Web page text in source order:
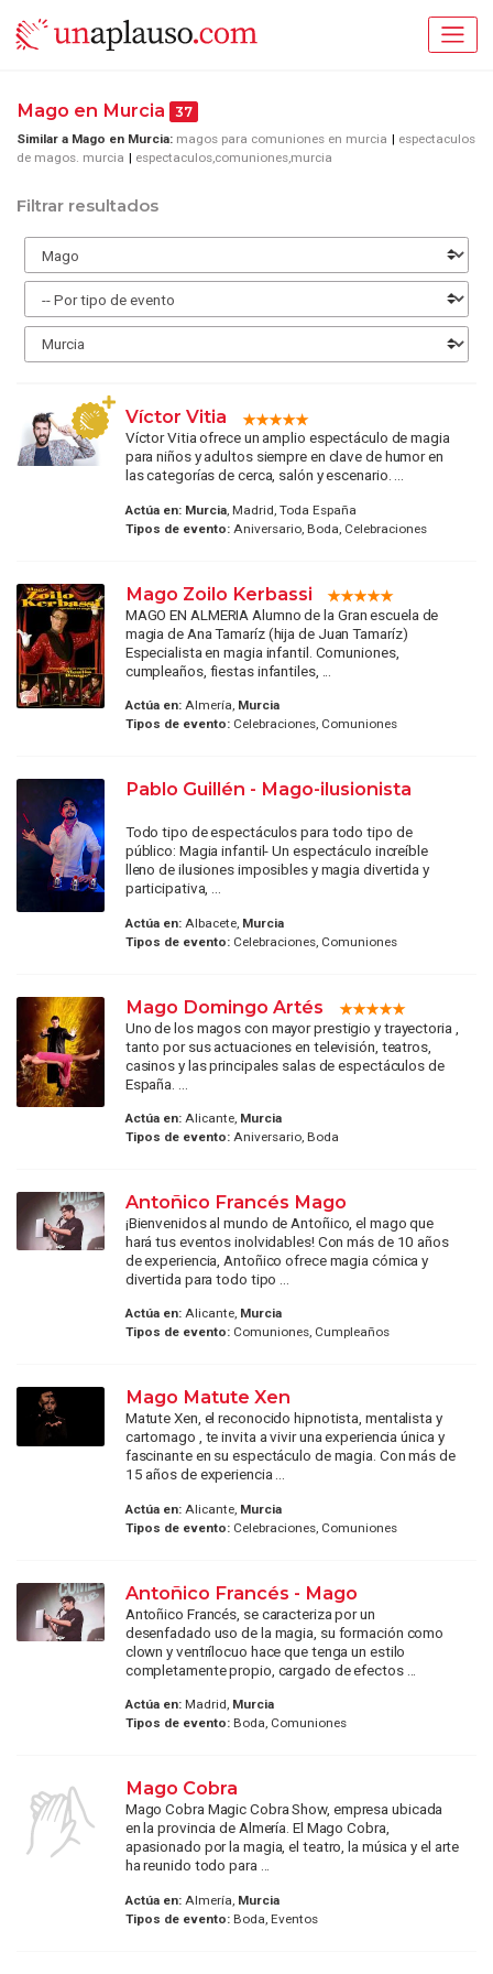
Mago en Murcia 37
Similar a Mago en Murcia: magos para comuniones en murcia
espectaculos
de magos. murcia
espectaculos,comuniones,murcia
Filtrar resultados
Víctor Vitia
Víctor Vitia ofrece un amplio espectáculo de magia
para niños y adultos siempre en clave de humor en
las categorías de cerca, salón y escenario. ...
Actúa en: Murcia, Madrid, Toda España
Tipos de evento:Aniversario, Boda, Celebraciones
Mago Zoilo Kerbassi
MAGO EN ALMERIA Alumno de la Gran escuela de
magia de Ana Tamaríz (hija de Juan Tamaríz)
Especialista en magia infantil. Comuniones,
cumpleaños, fiestas infantiles, ...
Actúa en:Almería, Murcia
Tipos de evento:Celebraciones, Comuniones
Pablo Guillén - Mago-ilusionista
Todo tipo de espectáculos para todo tipo de
público: Magia infantil- Un espectáculo increíble
lleno de ilusiones imposibles y magia divertida y
participativa, ...
Actúa en:Albacete, Murcia
Tipos de evento:Celebraciones, Comuniones
Mago Domingo Artés
Uno de los magos con mayor prestigio y trayectoria ,
tanto por sus actuaciones en televisión, teatros,
casinos y las principales salas de espectáculos de
España. ...
Actúa en:Alicante, Murcia
Tipos de evento:Aniversario, Boda
Antoñico Francés Mago
¡Bienvenidos al mundo de Antoñico, el mago que
hará tus eventos inolvidables! Con más de 10 años
de experiencia, Antoñico ofrece magia cómica y
divertida para todo tipo ...
Actúa en:Alicante, Murcia
Tipos de evento:Comuniones, Cumpleaños
Mago Matute Xen
Matute Xen, el reconocido hipnotista, mentalista y
cartomago , te invita a vivir una experiencia única y
fascinante en su espectáculo de magia. Con más de
15 años de experiencia ...
Actúa en:Alicante, Murcia
Tipos de evento:Celebraciones, Comuniones
Antoñico Francés - Mago
Antoñico Francés, se caracteriza por un
desenfadado uso de la magia, su formación como
clown y ventrílocuo hace que tenga un estilo
completamente propio, cargado de efectos ...
Actúa en:Madrid, Murcia
Tipos de evento:Boda, Comuniones
Mago Cobra
Mago Cobra Magic Cobra Show, empresa ubicada
en la provincia de Almería. El Mago Cobra,
apasionado por la magia, el teatro, la música y el arte
ha reunido todo para ...
Actúa en:Almería, Murcia
Tipos de evento:Boda, Eventos